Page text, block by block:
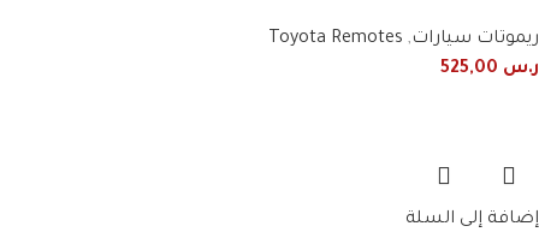
ريموتات سيارات,
Toyota Remotes
ر.س
إضافة إلى السلة